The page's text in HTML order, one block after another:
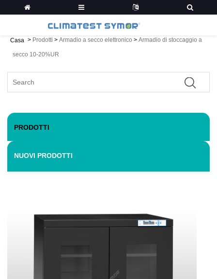
Casa > Prodotti > Armadio a secco elettronico > Armadio di stoccaggio a
secco 10-20%UR
PRODOTTI
NUOVI PRODOTTI